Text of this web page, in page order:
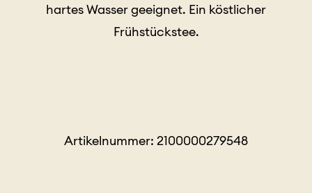
hartes Wasser geeignet. Ein köstlicher
Frühstückstee.
Artikelnummer: 2100000279548